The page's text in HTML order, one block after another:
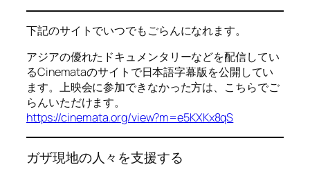
下記のサイトでいつでもごらんになれます。
アジアの優れたドキュメンタリーなどを配信してい
るCinemataのサイトで日本語字幕版を公開してい
ます。上映会に参加できなかった方は、こちらでご
らんいただけます。
https://cinemata.org/view?m=e5KXKx8qS
ガザ現地の人々を支援する